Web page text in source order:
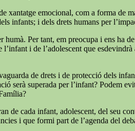
xantatge emocional, com a forma
infants; i dels drets humans per
Per tant, em preocupa i ens ha
i de l’adolescent que
de drets i de protecció dels
serà superada per l’infant? Podem
de cada infant, adolescent, del seu
i que formi part de l’agenda del